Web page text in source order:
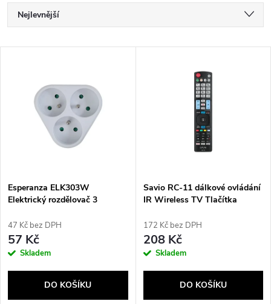
Ř
a
p
r
o
Nejlevnější
Abecedně
s
p
r
o
Esperanza ELK303W
Elektrický rozdělovač 3
47 Kč bez DPH
57 Kč
Skladem
DO KOŠÍKU
Savio RC-11 dálkové ovládání
IR Wireless TV Tlačítka
172 Kč bez DPH
208 Kč
Skladem
DO KOŠÍKU